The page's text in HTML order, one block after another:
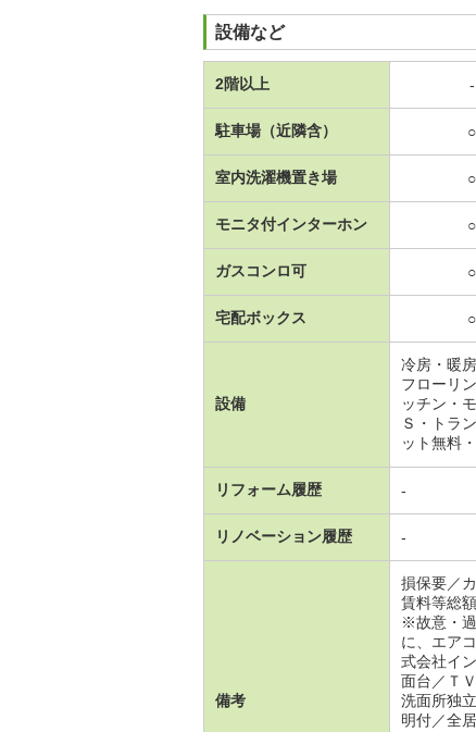
設備など
2階以上 -
駐車場（近隣含） ○
室内洗濯機置き場 ○
モニタ付インターホン ○
ガスコンロ可 ○
宅配ボックス ○
設備
冷房・暖
フローリ
ッチン・
Ｓ・トラ
ット無料
リフォーム履歴 -
リノベーション履歴 -
備考
損保要／
賃料等総
※故意・
に、エア
式会社イ
面台／Ｔ
洗面所独
明付／全